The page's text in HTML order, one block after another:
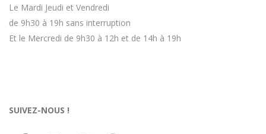
Le Mardi Jeudi et Vendredi
de 9h30 à 19h sans interruption
Et le Mercredi de 9h30 à 12h et de 14h à 19h
SUIVEZ-NOUS !